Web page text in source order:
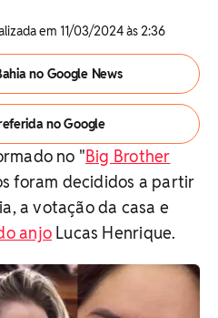
em 11/03/2024 às 2:36
no Google News
no Google
no "Big Brother
foram decididos a partir
a votação da casa e
anjoLucas Henrique.